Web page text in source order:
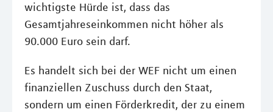
wichtigste Hürde ist, dass das
Gesamtjahreseinkommen nicht höher als
90.000 Euro sein darf.
Es handelt sich bei der WEF nicht um einen
finanziellen Zuschuss durch den Staat,
sondern um einen Förderkredit, der zu einem